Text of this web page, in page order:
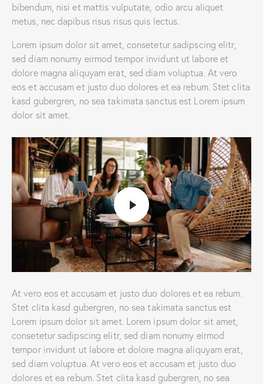
bibendum, nisi et mattis vulputate, odio arcu aliquet
metus, nec dapibus risus risus quis lectus.
Lorem ipsum dolor sit amet, consetetur sadipscing elitr,
sed diam nonumy eirmod tempor invidunt ut labore et
dolore magna aliquyam erat, sed diam voluptua. At vero
eos et accusam et justo duo dolores et ea rebum. Stet clita
kasd gubergren, no sea takimata sanctus est Lorem ipsum
dolor sit amet.
At vero eos et accusam et justo duo dolores et ea rebum.
Stet clita kasd gubergren, no sea takimata sanctus est
Lorem ipsum dolor sit amet. Lorem ipsum dolor sit amet,
consetetur sadipscing elitr, sed diam nonumy eirmod
tempor invidunt ut labore et dolore magna aliquyam erat,
sed diam voluptua. At vero eos et accusam et justo duo
dolores et ea rebum. Stet clita kasd gubergren, no sea